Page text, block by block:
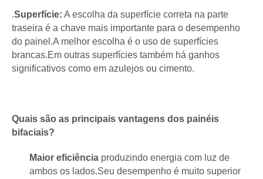
.Superfície: A escolha da superfície correta na parte
traseira é a chave mais importante para o desempenho
do painel.A melhor escolha é o uso de superfícies
brancas.Em outras superfícies também há ganhos
significativos como em azulejos ou cimento.
Quais são as principais vantagens dos painéis
bifaciais?
Maior eficiência produzindo energia com luz de
ambos os lados.Seu desempenho é muito superior